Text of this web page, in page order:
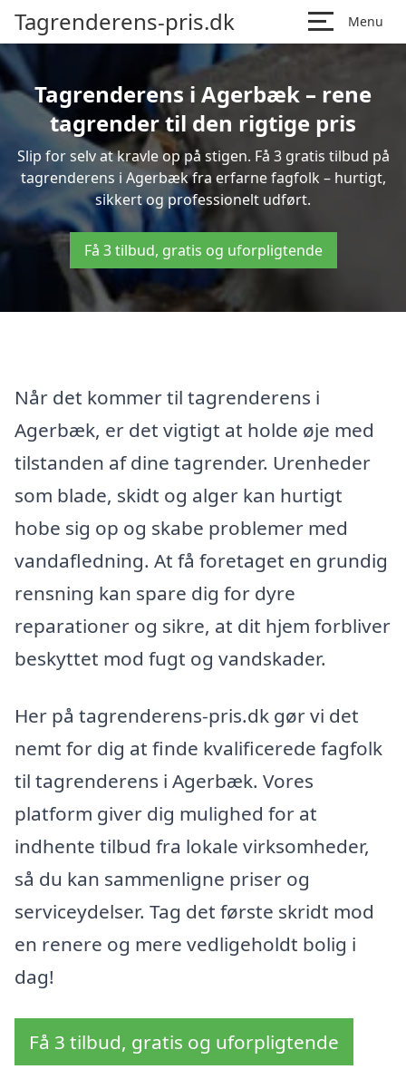
Tagrenderens-pris.dk Menu
Tagrenderens i Agerbæk – rene
tagrender til den rigtige pris
Slip for selv at kravle op på stigen. Få 3 gratis tilbud på
tagrenderens i Agerbæk fra erfarne fagfolk – hurtigt,
sikkert og professionelt udført.
Få 3 tilbud, gratis og uforpligtende
Når det kommer til tagrenderens i
Agerbæk, er det vigtigt at holde øje med
tilstanden af dine tagrender. Urenheder
som blade, skidt og alger kan hurtigt
hobe sig op og skabe problemer med
vandafledning. At få foretaget en grundig
rensning kan spare dig for dyre
reparationer og sikre, at dit hjem forbliver
beskyttet mod fugt og vandskader.
Her på tagrenderens-pris.dk gør vi det
nemt for dig at finde kvalificerede fagfolk
til tagrenderens i Agerbæk. Vores
platform giver dig mulighed for at
indhente tilbud fra lokale virksomheder,
så du kan sammenligne priser og
serviceydelser. Tag det første skridt mod
en renere og mere vedligeholdt bolig i
dag!
Få 3 tilbud, gratis og uforpligtende